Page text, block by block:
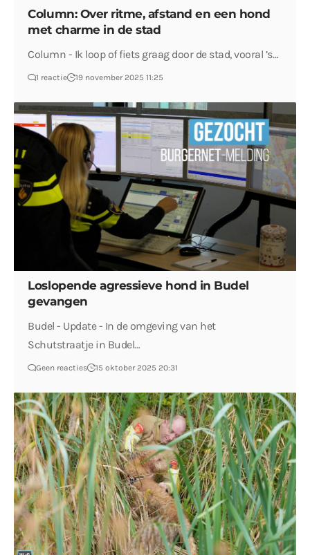
Column: Over ritme, afstand en een hond
met charme in de stad
Column - Ik loop of fiets graag door de stad, vooral ’s…
1 reactie 19 november 2025 11:25
Loslopende agressieve hond in Budel
gevangen
Budel - Update - In de omgeving van het
Schutstraatje in Budel…
Geen reacties 15 oktober 2025 20:31